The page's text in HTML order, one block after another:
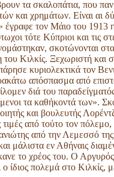
τα σκαλοπάτια, που
χρημάτων. Είναι αι
τον Μάιο του 1913
τότε Κύπριοι και τις
σκοτώνονται
Κιλκίς. Ξεχωριστή και
κυριολεκτικά τον
απόσπασμα από
διά του
τα καθήκοντά των».
και βουλευτής
από τούτο τον
από την Λεμεσσό
μάλιστα εν Αθήναις
το χρέος του. Ο
ίδιος πολεμά στο